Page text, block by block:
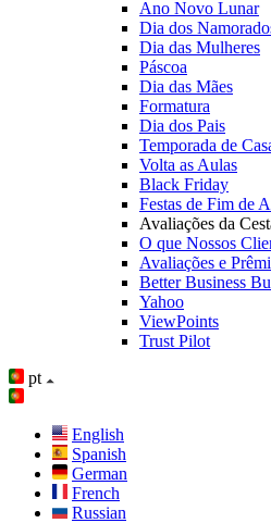
Ano Novo Lunar
Dia dos
Dia das Mulheres
Páscoa
Dia das Mães
Formatura
Dia dos Pais
Temporada de
Volta as Aulas
Black Friday
Festas de Fim de
Avaliações da
O que Nossos
Avaliações e
Better Business
Yahoo
ViewPoints
Trust Pilot
pt
English
Spanish
German
French
Russian